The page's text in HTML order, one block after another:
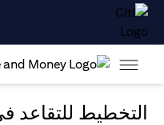
التخطيط للتقاعد